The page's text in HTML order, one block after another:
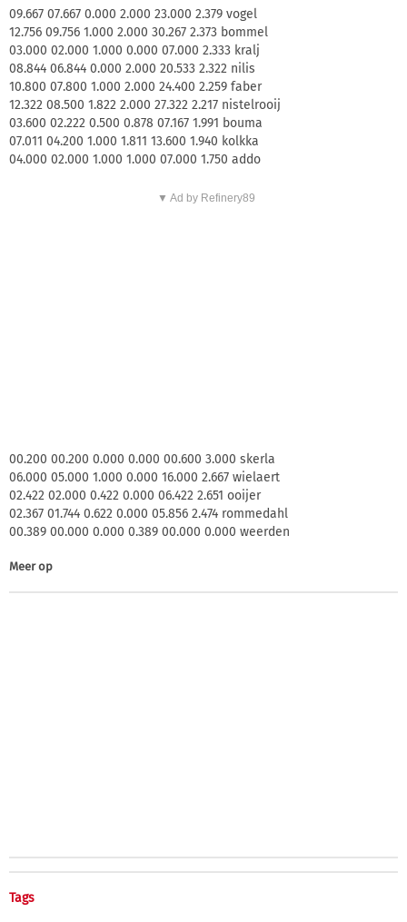
09.667 07.667 0.000 2.000 23.000 2.379 vogel
12.756 09.756 1.000 2.000 30.267 2.373 bommel
03.000 02.000 1.000 0.000 07.000 2.333 kralj
08.844 06.844 0.000 2.000 20.533 2.322 nilis
10.800 07.800 1.000 2.000 24.400 2.259 faber
12.322 08.500 1.822 2.000 27.322 2.217 nistelrooij
03.600 02.222 0.500 0.878 07.167 1.991 bouma
07.011 04.200 1.000 1.811 13.600 1.940 kolkka
04.000 02.000 1.000 1.000 07.000 1.750 addo
▼ Ad by Refinery89
00.200 00.200 0.000 0.000 00.600 3.000 skerla
06.000 05.000 1.000 0.000 16.000 2.667 wielaert
02.422 02.000 0.422 0.000 06.422 2.651 ooijer
02.367 01.744 0.622 0.000 05.856 2.474 rommedahl
00.389 00.000 0.000 0.389 00.000 0.000 weerden
Meer op
Tags